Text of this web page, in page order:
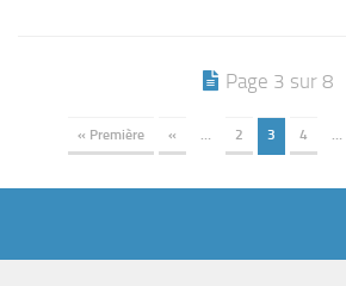
Page 3 sur 8
« Première « … 2 3 4 …